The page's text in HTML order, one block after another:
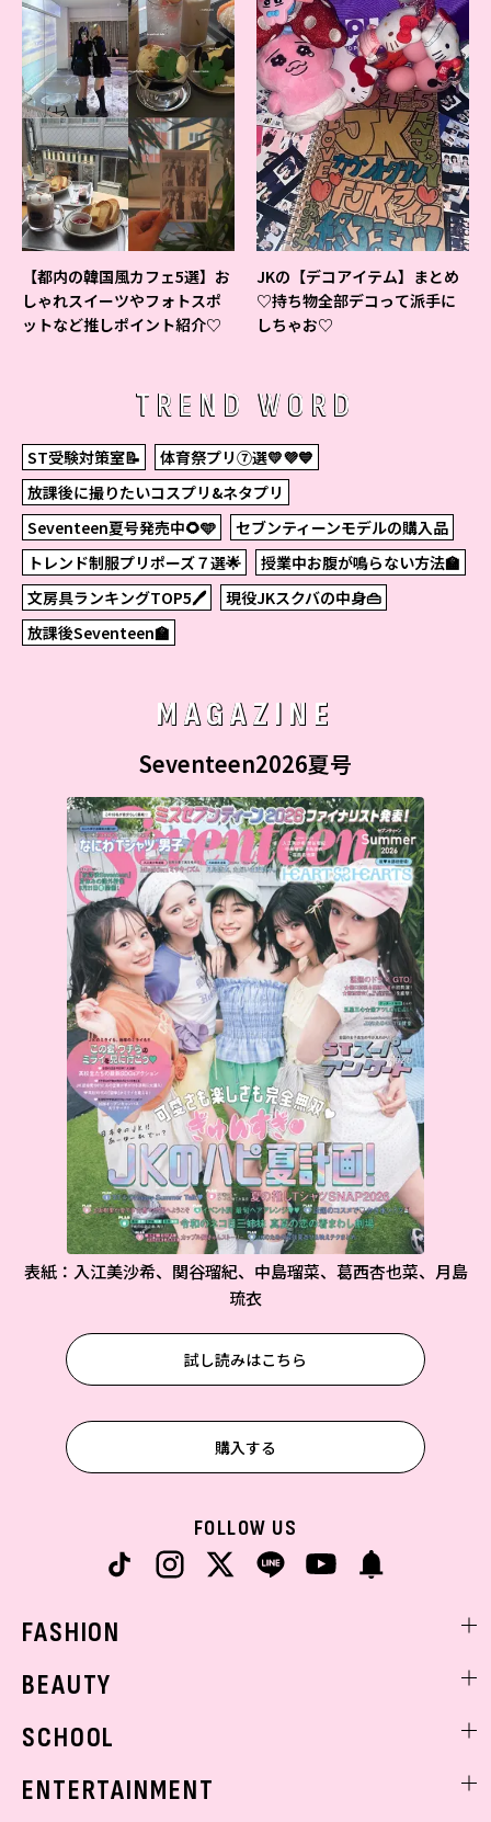
【都内の韓国風カフェ5選】お
しゃれスイーツやフォトスポ
ットなど推しポイント紹介♡
JKの【デコアイテム】まとめ
♡持ち物全部デコって派手に
しちゃお♡
TREND WORD
ST受験対策室📝
体育祭プリ⑦選💛💜💙
放課後に撮りたいコスプリ&ネタプリ
Seventeen夏号発売中🌻🩵
セブンティーンモデルの購入品
トレンド制服プリポーズ７選🌟
授業中お腹が鳴らない方法🏫
文房具ランキングTOP5🖊
現役JKスクバの中身👜
放課後Seventeen🏫
MAGAZINE
Seventeen2026夏号
表紙：入江美沙希、関谷瑠紀、中島瑠菜、葛西杏也菜、月島
琉衣
試し読みはこちら
購入する
FOLLOW US
FASHION
着回し
BEAUTY
ベストコスメ
SCHOOL
ENTERTAINMENT